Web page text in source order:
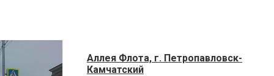
Аллея Флота, г. Петропавловск-
Камчатский